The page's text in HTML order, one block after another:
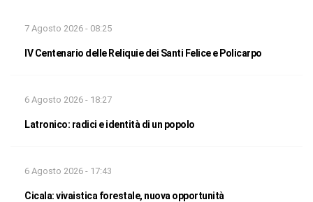
7 Agosto 2026 - 08:25
IV Centenario delle Reliquie dei Santi Felice e Policarpo
6 Agosto 2026 - 18:27
Latronico: radici e identità di un popolo
6 Agosto 2026 - 17:43
Cicala: vivaistica forestale, nuova opportunità